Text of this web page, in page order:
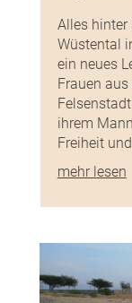
Alles hinter
Wüstental
ein neues
Frauen
ihrem
Freiheit
mehr lesen